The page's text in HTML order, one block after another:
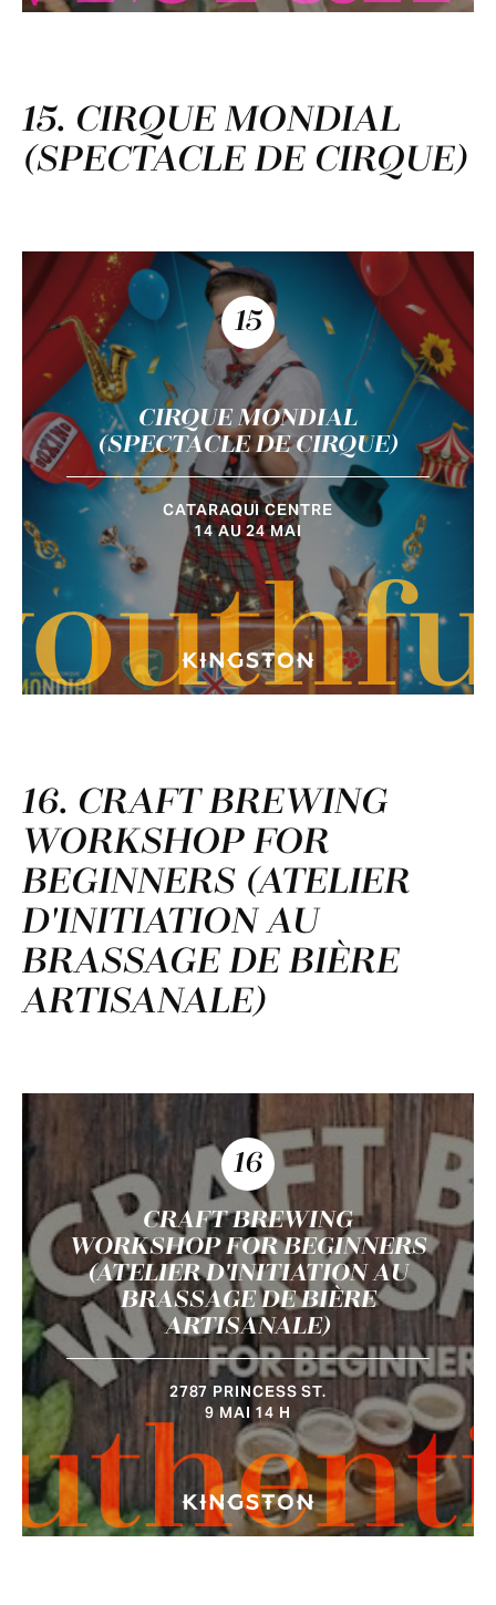
15. CIRQUE MONDIAL
(SPECTACLE DE CIRQUE)
15
CIRQUE MONDIAL
(SPECTACLE DE CIRQUE)
CATARAQUI CENTRE
14 AU 24 MAI
16. CRAFT BREWING
WORKSHOP FOR
BEGINNERS (ATELIER
D'INITIATION AU
BRASSAGE DE BIÈRE
ARTISANALE)
16
CRAFT BREWING
WORKSHOP FOR BEGINNERS
(ATELIER D'INITIATION AU
BRASSAGE DE BIÈRE
ARTISANALE)
2787 PRINCESS ST.
9 MAI 14 H